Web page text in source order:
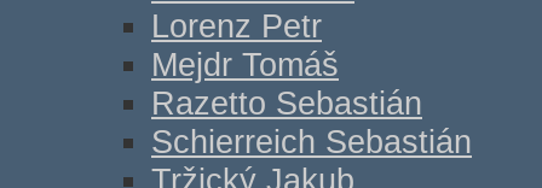
Lorenz Petr
Mejdr Tomáš
Razetto Sebastián
Schierreich Sebastián
Tržický Jakub